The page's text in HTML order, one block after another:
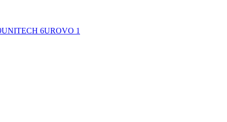
UNITECH 6UROVO 1